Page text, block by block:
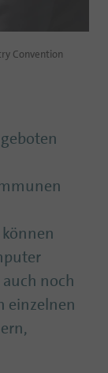
Convention
noch
einzelnen